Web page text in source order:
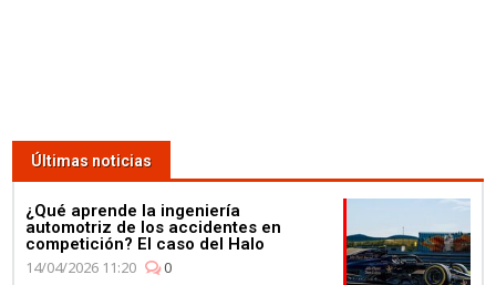
Últimas noticias
¿Qué aprende la ingeniería
automotriz de los accidentes en
competición? El caso del Halo
14/04/2026 11:20
0